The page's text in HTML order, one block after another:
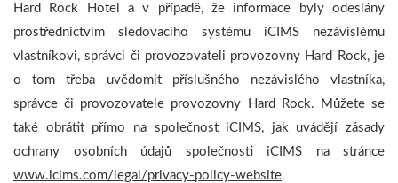
Hard Rock Hotel a v případě, že informace byly odeslány
prostřednictvím sledovacího systému iCIMS nezávislému
vlastníkovi, správci či provozovateli provozovny Hard Rock, je
o tom třeba uvědomit příslušného nezávislého vlastníka,
správce či provozovatele provozovny Hard Rock. Můžete se
také obrátit přímo na společnost iCIMS, jak uvádějí zásady
ochrany osobních údajů společnosti iCIMS na stránce
www.icims.com/legal/privacy-policy-website.